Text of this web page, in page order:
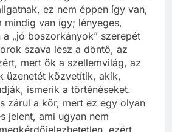
Esu lakói leginkább a Fon és a
ez nem éppen így van,
mindig van így; lényeges,
„jó boszorkányok” szerepét
szava lesz a döntő, az
mert ők a szellemvilág, az
üzenetét közvetítik, akik,
ismerik a történéseket.
zárul a kör, mert ez egy olyan
jelent, ami ugyan nem